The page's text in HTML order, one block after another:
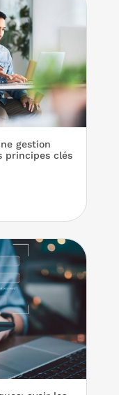
gestion
principes clés